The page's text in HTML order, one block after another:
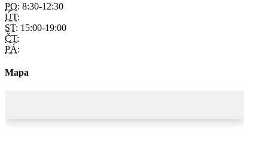
PO: 8:30-12:30
ÚT:
ST: 15:00-19:00
ČT:
PÁ:
Mapa